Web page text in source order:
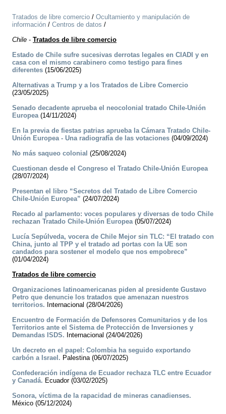
Tratados de libre comercio / Ocultamiento y manipulación de
información / Centros de datos /
Chile - Tratados de libre comercio
Estado de Chile sufre sucesivas derrotas legales en CIADI y en
casa con el mismo carabinero como testigo para fines
diferentes (15/06/2025)
Alternativas a Trump y a los Tratados de Libre Comercio
(23/05/2025)
Senado decadente aprueba el neocolonial tratado Chile-Unión
Europea(14/11/2024)
En la previa de fiestas patrias aprueba la Cámara Tratado Chile-
Unión Europea - Una radiografía de las votaciones (04/09/2024)
No más saqueo colonial (25/08/2024)
Cuestionan desde el Congreso el Tratado Chile-Unión Europea
(28/07/2024)
Presentan el libro “Secretos del Tratado de Libre Comercio
Chile-Unión Europea” (24/07/2024)
Recado al parlamento: voces populares y diversas de todo Chile
rechazan Tratado Chile-Unión Europea(05/07/2024)
Lucía Sepúlveda, vocera de Chile Mejor sin TLC: “El tratado con
China, junto al TPP y el tratado ad portas con la UE son
candados para sostener el modelo que nos empobrece”
(01/04/2024)
Tratados de libre comercio
Organizaciones latinoamericanas piden al presidente Gustavo
Petro que denuncie los tratados que amenazan nuestros
territorios. Internacional (28/04/2026)
Encuentro de Formación de Defensores Comunitarios y de los
Territorios ante el Sistema de Protección de Inversiones y
Demandas ISDS. Internacional (24/04/2026)
Un decreto en el papel: Colombia ha seguido exportando
carbón a Israel. Palestina (06/07/2025)
Confederación indígena de Ecuador rechaza TLC entre Ecuador
y Canadá. Ecuador (03/02/2025)
Sonora, víctima de la rapacidad de mineras canadienses.
México (05/12/2024)